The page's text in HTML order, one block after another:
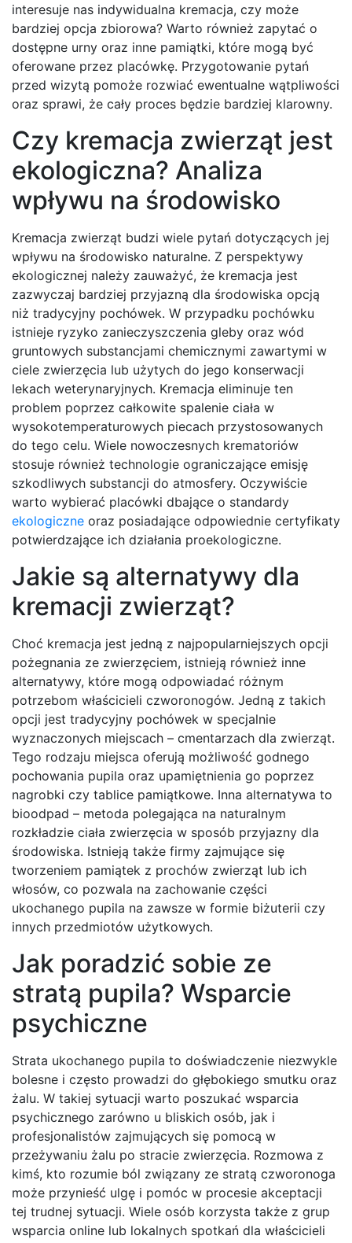
interesuje nas indywidualna kremacja, czy może
bardziej opcja zbiorowa? Warto również zapytać o
dostępne urny oraz inne pamiątki, które mogą być
oferowane przez placówkę. Przygotowanie pytań
przed wizytą pomoże rozwiać ewentualne wątpliwości
oraz sprawi, że cały proces będzie bardziej klarowny.
Czy kremacja zwierząt jest
ekologiczna? Analiza
wpływu na środowisko
Kremacja zwierząt budzi wiele pytań dotyczących jej
wpływu na środowisko naturalne. Z perspektywy
ekologicznej należy zauważyć, że kremacja jest
zazwyczaj bardziej przyjazną dla środowiska opcją
niż tradycyjny pochówek. W przypadku pochówku
istnieje ryzyko zanieczyszczenia gleby oraz wód
gruntowych substancjami chemicznymi zawartymi w
ciele zwierzęcia lub użytych do jego konserwacji
lekach weterynaryjnych. Kremacja eliminuje ten
problem poprzez całkowite spalenie ciała w
wysokotemperaturowych piecach przystosowanych
do tego celu. Wiele nowoczesnych krematoriów
stosuje również technologie ograniczające emisję
szkodliwych substancji do atmosfery. Oczywiście
warto wybierać placówki dbające o standardy
ekologiczne oraz posiadające odpowiednie certyfikaty
potwierdzające ich działania proekologiczne.
Jakie są alternatywy dla
kremacji zwierząt?
Choć kremacja jest jedną z najpopularniejszych opcji
pożegnania ze zwierzęciem, istnieją również inne
alternatywy, które mogą odpowiadać różnym
potrzebom właścicieli czworonogów. Jedną z takich
opcji jest tradycyjny pochówek w specjalnie
wyznaczonych miejscach – cmentarzach dla zwierząt.
Tego rodzaju miejsca oferują możliwość godnego
pochowania pupila oraz upamiętnienia go poprzez
nagrobki czy tablice pamiątkowe. Inna alternatywa to
bioodpad – metoda polegająca na naturalnym
rozkładzie ciała zwierzęcia w sposób przyjazny dla
środowiska. Istnieją także firmy zajmujące się
tworzeniem pamiątek z prochów zwierząt lub ich
włosów, co pozwala na zachowanie części
ukochanego pupila na zawsze w formie biżuterii czy
innych przedmiotów użytkowych.
Jak poradzić sobie ze
stratą pupila? Wsparcie
psychiczne
Strata ukochanego pupila to doświadczenie niezwykle
bolesne i często prowadzi do głębokiego smutku oraz
żalu. W takiej sytuacji warto poszukać wsparcia
psychicznego zarówno u bliskich osób, jak i
profesjonalistów zajmujących się pomocą w
przeżywaniu żalu po stracie zwierzęcia. Rozmowa z
kimś, kto rozumie ból związany ze stratą czworonoga
może przynieść ulgę i pomóc w procesie akceptacji
tej trudnej sytuacji. Wiele osób korzysta także z grup
wsparcia online lub lokalnych spotkań dla właścicieli